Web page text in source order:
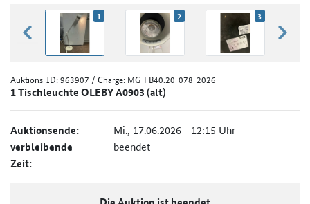
zurück blättern
1 2 3
Auktions-ID:963907 / Charge: MG-FB40.20-078-2026
1 Tischleuchte OLEBY A0903 (alt)
Auktionsende: Mi., 17.06.2026 - 12:15 Uhr
verbleibende
Zeit:
beendet